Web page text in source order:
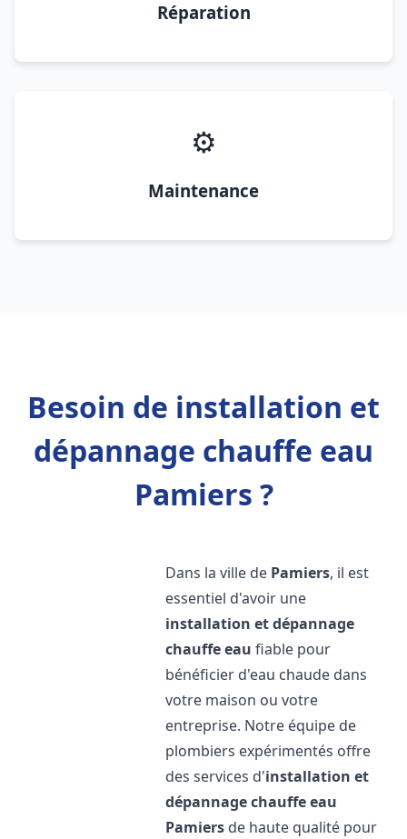
Réparation
⚙️
Maintenance
Besoin de installation et
dépannage chauffe eau
Pamiers ?
Dans la ville de Pamiers, il est
essentiel d'avoir une
installation et dépannage
chauffe eau fiable pour
bénéficier d'eau chaude dans
votre maison ou votre
entreprise. Notre équipe de
plombiers expérimentés offre
des services d'installation et
dépannage chauffe eau
Pamiers de haute qualité pour